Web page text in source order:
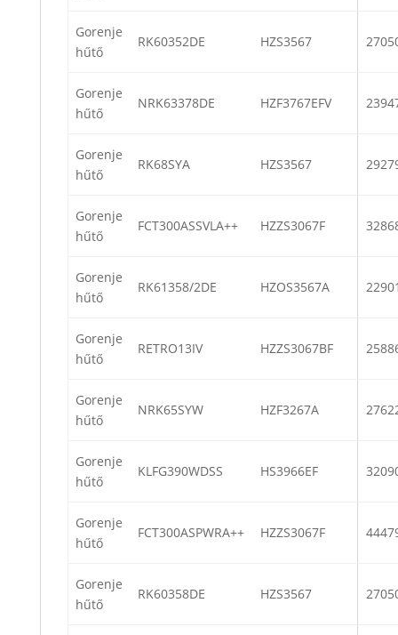
Gorenje
hűtő
RK60352DE HZS3567
Gorenje
hűtő
NRK63378DE HZF3767EFV
Gorenje
hűtő
RK68SYA HZS3567
Gorenje
hűtő
FCT300ASSVLA++ HZZS3067F
Gorenje
hűtő
RK61358/2DE HZOS3567A
Gorenje
hűtő
RETRO13IV HZZS3067BF
Gorenje
hűtő
NRK65SYW HZF3267A
Gorenje
hűtő
KLFG390WDSS HS3966EF
Gorenje
hűtő
FCT300ASPWRA++ HZZS3067F
Gorenje
hűtő
RK60358DE HZS3567